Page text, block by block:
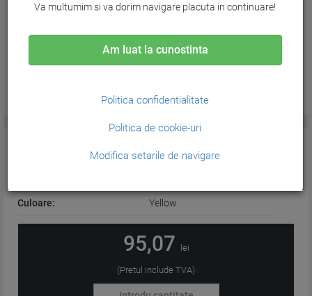
CARACTERISTICI GENERALE:
Culoare: Yellow
95,07 lei
(Pretul include TVA)
Va multumim si va dorim navigare placuta in continuare!
Am luat la cunostinta
Politica confidentialitate
Politica de cookie-uri
Modifica setarile de navigare